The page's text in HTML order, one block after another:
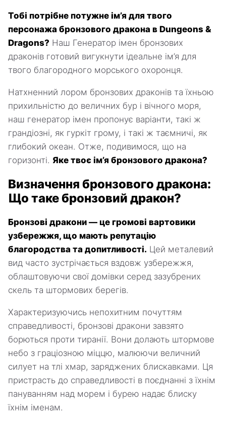
Тобі потрібне потужне ім’я для твого
персонажа бронзового дракона в Dungeons &
Dragons? Наш Генератор імен бронзових
драконів готовий вигукнути ідеальне ім’я для
твого благородного морського охоронця.
Натхненний лором бронзових драконів та їхньою
прихильністю до величних бур і вічного моря,
наш генератор імен пропонує варіанти, такі ж
грандіозні, як гуркіт грому, і такі ж таємничі, як
глибокий океан. Отже, подивимося, що на
горизонті. Яке твоє ім’я бронзового дракона?
Визначення бронзового дракона:
Що таке бронзовий дракон?
Бронзові дракони — це громові вартовики
узбережжя, що мають репутацію
благородства та допитливості. Цей металевий
вид часто зустрічається вздовж узбережжя,
облаштовуючи свої домівки серед зазубрених
скель та штормових берегів.
Характеризуючись непохитним почуттям
справедливості, бронзові дракони завзято
борються проти тиранії. Вони долають штормове
небо з граціозною міццю, малюючи величний
силует на тлі хмар, заряджених блискавками. Ця
пристрасть до справедливості в поєднанні з їхнім
пануванням над морем і бурею надає блиску
їхнім іменам.